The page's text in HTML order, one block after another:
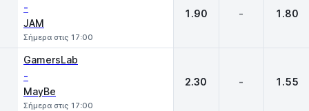
-
JAM
Σήμερα στις 17:00
1.90 - 1.80
GamersLab
-
MayBe
Σήμερα στις 17:00
2.30 - 1.55